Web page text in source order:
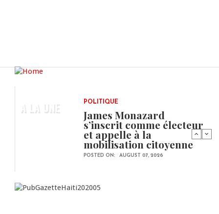
A LA UNE POLITIQUE
James Monazard
s’inscrit comme électeur
et appelle à la
mobilisation citoyenne
POSTED ON: AUGUST 07, 2026